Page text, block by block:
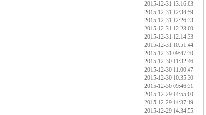
2015-12-31 13:16:03
2015-12-31 12:34:59
2015-12-31 12:26:33
2015-12-31 12:23:09
2015-12-31 12:14:33
2015-12-31 10:51:44
2015-12-31 09:47:30
2015-12-30 11:32:46
2015-12-30 11:00:47
2015-12-30 10:35:30
2015-12-30 09:46:31
2015-12-29 14:55:00
2015-12-29 14:37:19
2015-12-29 14:34:55